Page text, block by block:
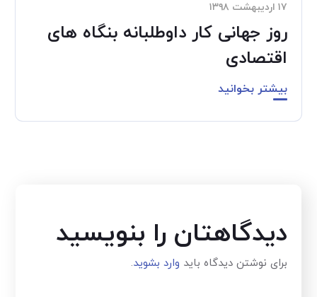
۱۷ اردیبهشت ۱۳۹۸
روز جهانی کار داوطلبانه بنگاه های
اقتصادی
بیشتر بخوانید
دیدگاهتان را بنویسید
برای نوشتن دیدگاه باید وارد بشوید.